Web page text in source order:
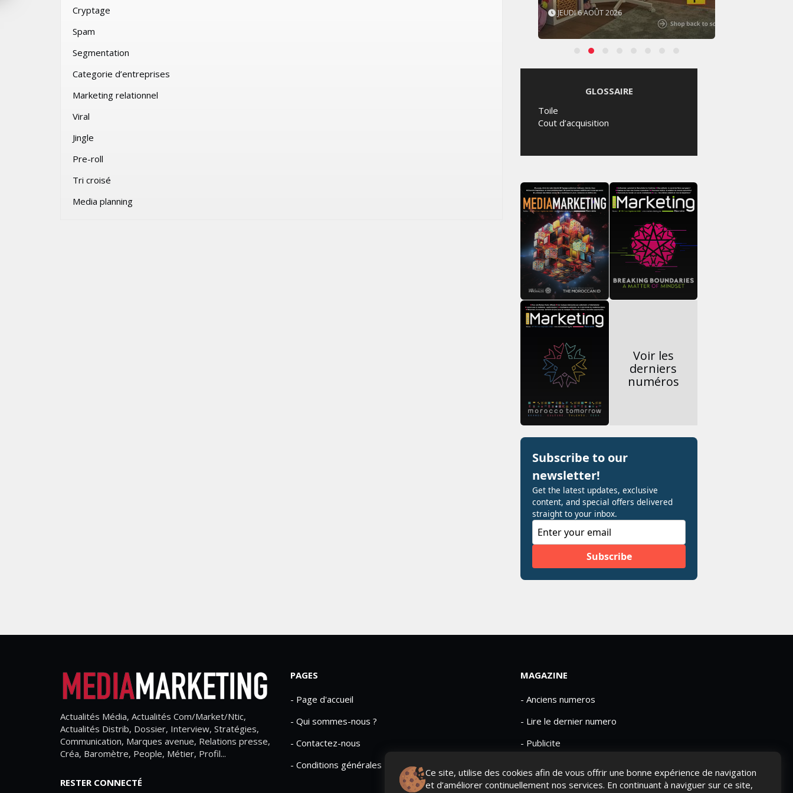
Cryptage
Spam
Segmentation
Categorie d’entreprises
Marketing relationnel
Viral
Jingle
Pre-roll
Tri croisé
Media planning
JEUDI 6 AOÛT 2026
GLOSSAIRE
Toile
Cout d’acquisition
Voir les
derniers
numéros
Ce site, utilise des cookies afin de vous offrir une bonne expérience de navigation
et d’améliorer continuellement nos services. En continuant à naviguer sur ce site,
Actualités Média, Actualités Com/Market/Ntic,
Actualités Distrib, Dossier, Interview, Stratégies,
Communication, Marques avenue, Relations presse,
Créa, Baromètre, People, Métier, Profil...
RESTER CONNECTÉ
PAGES
- Page d'accueil
- Qui sommes-nous ?
- Contactez-nous
- Conditions générales
MAGAZINE
- Anciens numeros
- Lire le dernier numero
- Publicite